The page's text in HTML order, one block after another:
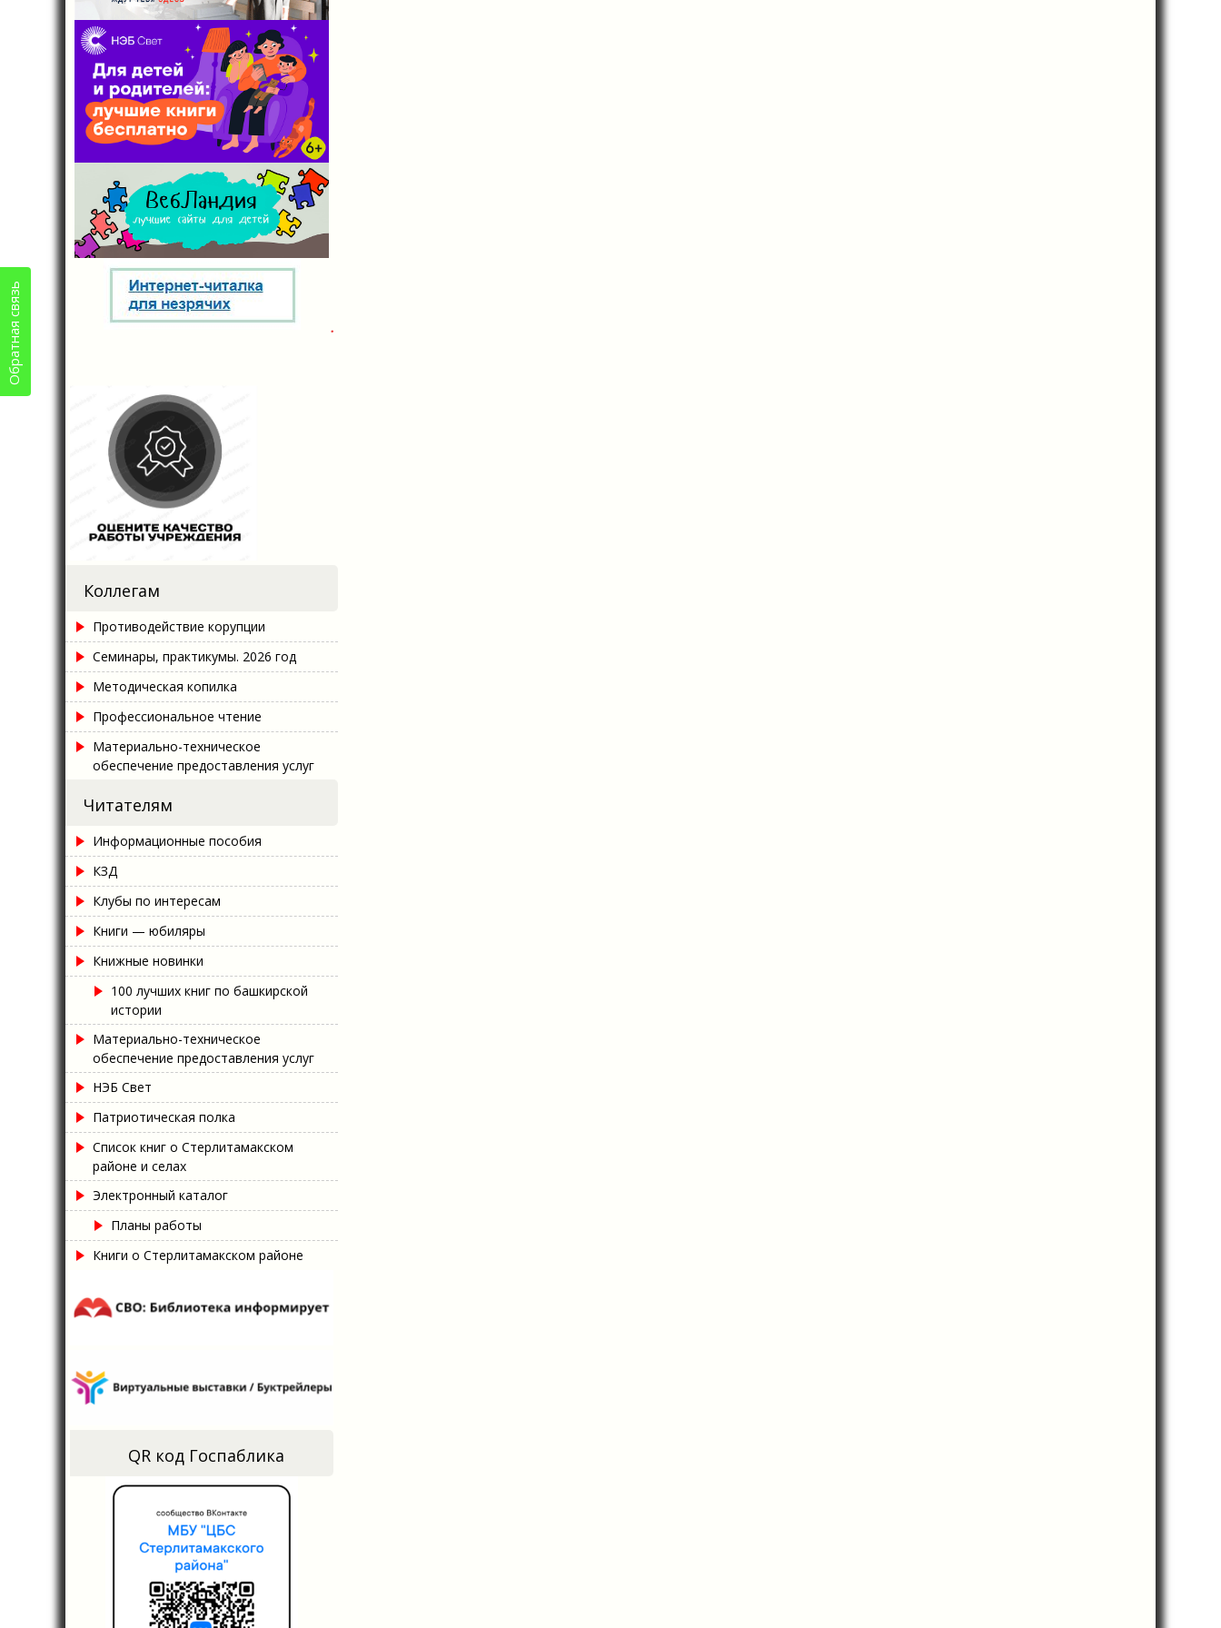
Коллегам
Противодействие корупции
Семинары, практикумы. 2026 год
Методическая копилка
Профессиональное чтение
Материально-техническое
обеспечение предоставления услуг
Читателям
Информационные пособия
КЗД
Клубы по интересам
Книги — юбиляры
Книжные новинки
100 лучших книг по башкирской
истории
Материально-техническое
обеспечение предоставления услуг
НЭБ Свет
Патриотическая полка
Список книг о Стерлитамакском
районе и селах
Электронный каталог
Планы работы
Книги о Стерлитамакском районе
QR код Госпаблика
Обратная связь